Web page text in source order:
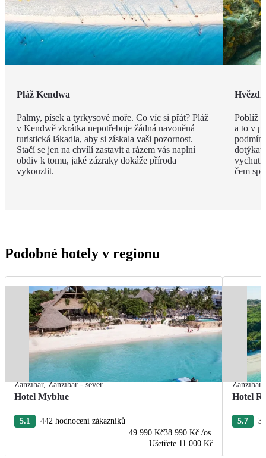
Pláž Kendwa
Palmy, písek a tyrkysové moře. Co víc si přát? Pláž
v Kendwě zkrátka nepotřebuje žádná navoněná
turistická lákadla, aby si získala vaši pozornost.
Stačí se jen na chvílí zastavit a rázem vás naplní
obdiv k tomu, jaké zázraky dokáže příroda
vykouzlit.
Poblíž
a to v
čem
Podobné hotely v regionu
Zanzibar,Zanzibar - sever
Hotel Myblue
5.1
442 hodnocení zákazníků
49 990 Kč38 990 Kč /os.
Ušetřete 11 000 Kč
Zanzibar
Hotel
5.7